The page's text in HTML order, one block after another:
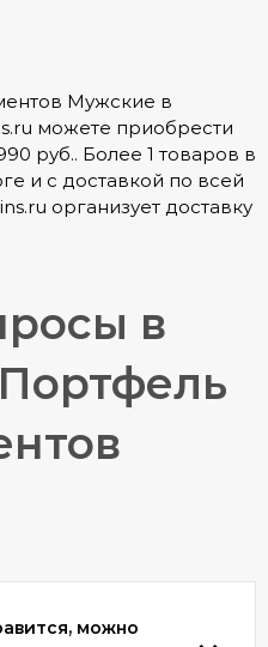
Мужские в
можете приобрести
руб.. Более 1 товаров в
и с доставкой по всей
организует доставку
доставки, а также
документов Мужские
доступен заказ по
покупатели по
категории Папка
они оставили
вы можете
разделе
и брак.
в
можно